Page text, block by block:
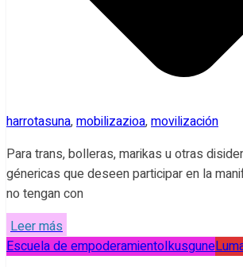
harrotasuna,mobilizazioa,movilización
Para trans, bolleras, marikas u otras
génericas que deseen participar en la
no tengan con
Leer más
Escuela de empoderamientoIkusgune